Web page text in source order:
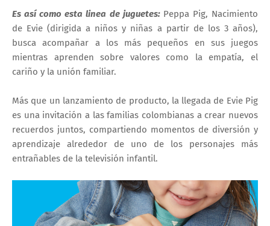
Es así como esta linea de juguetes: Peppa Pig, Nacimiento
de Evie (dirigida a niños y niñas a partir de los 3 años),
busca acompañar a los más pequeños en sus juegos
mientras aprenden sobre valores como la empatía, el
cariño y la unión familiar.
Más que un lanzamiento de producto, la llegada de Evie Pig
es una invitación a las familias colombianas a crear nuevos
recuerdos juntos, compartiendo momentos de diversión y
aprendizaje alrededor de uno de los personajes más
entrañables de la televisión infantil.